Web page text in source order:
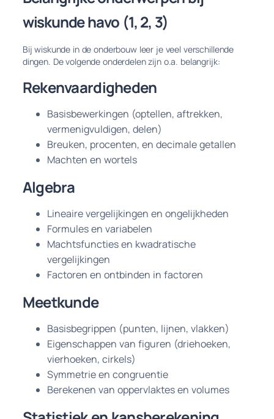
wiskunde havo (1, 2, 3)
Bij wiskunde in de onderbouw leer je veel verschillende
dingen. De volgende onderdelen zijn o.a. belangrijk:
Rekenvaardigheden
Basisbewerkingen (optellen, aftrekken,
vermenigvuldigen, delen)
Breuken, procenten, en decimale getallen
Machten en wortels
Algebra
Lineaire vergelijkingen en ongelijkheden
Formules en variabelen
Machtsfuncties en kwadratische
vergelijkingen
Factoren en ontbinden in factoren
Meetkunde
Basisbegrippen (punten, lijnen, vlakken)
Eigenschappen van figuren (driehoeken,
vierhoeken, cirkels)
Symmetrie en congruentie
Berekenen van oppervlaktes en volumes